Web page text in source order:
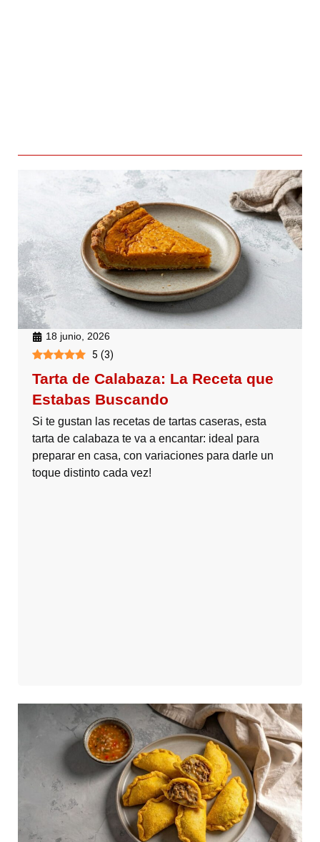
18 junio, 2026
5 (3)
Tarta de Calabaza: La Receta que
Estabas Buscando
Si te gustan las recetas de tartas caseras, esta
tarta de calabaza te va a encantar: ideal para
preparar en casa, con variaciones para darle un
toque distinto cada vez!